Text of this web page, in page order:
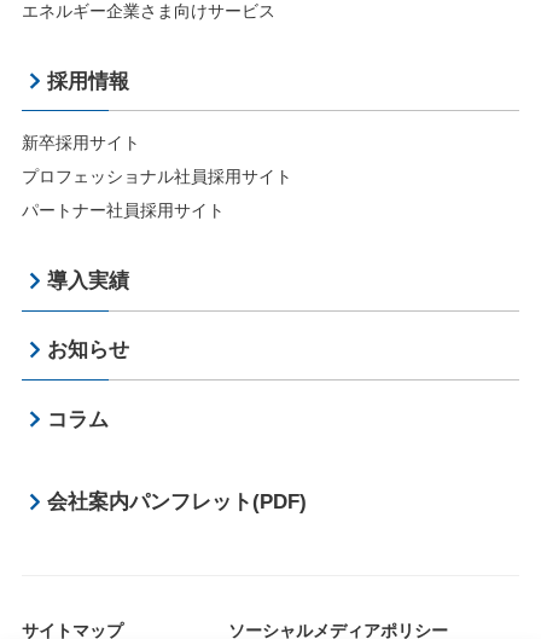
エネルギー企業さま向けサービス
採用情報
新卒採用サイト
プロフェッショナル社員採用サイト
パートナー社員採用サイト
導入実績
お知らせ
コラム
会社案内パンフレット(PDF)
サイトマップ ソーシャルメディアポリシー